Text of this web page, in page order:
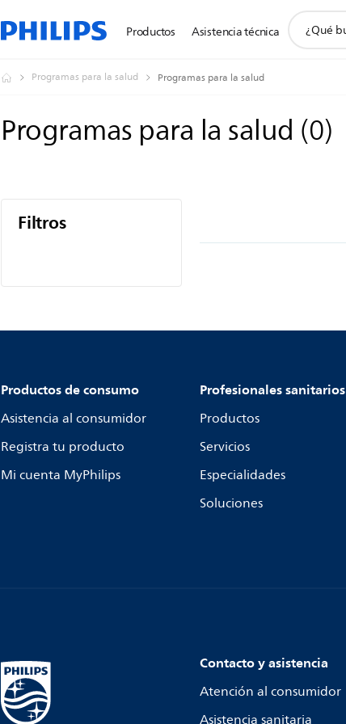
Productos Asistencia técnica
Programas para la salud Programas para la salud
Programas para la salud (0)
Filtros
Productos de consumo
Asistencia al consumidor
Registra tu producto
Mi cuenta MyPhilips
Profesionales sanitarios
Productos
Servicios
Especialidades
Soluciones
Contacto y asistencia
Atención al consumidor